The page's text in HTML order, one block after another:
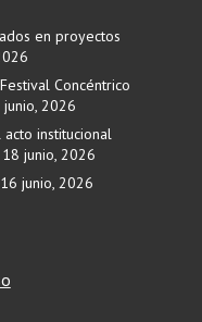
en proyectos
Concéntrico
2026
institucional
18 junio, 2026
16 junio, 2026